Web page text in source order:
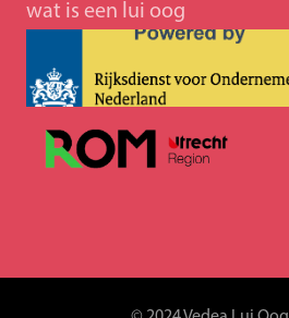
wat is een lui oog